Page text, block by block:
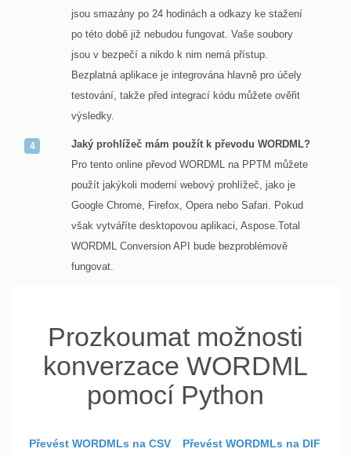
jsou smazány po 24 hodinách a odkazy ke stažení
po této době již nebudou fungovat. Vaše soubory
jsou v bezpečí a nikdo k nim nemá přístup.
Bezplatná aplikace je integrována hlavně pro účely
testování, takže před integrací kódu můžete ověřit
výsledky.
Jaký prohlížeč mám použít k převodu WORDML?
Pro tento online převod WORDML na PPTM můžete
použít jakýkoli moderní webový prohlížeč, jako je
Google Chrome, Firefox, Opera nebo Safari. Pokud
však vytváříte desktopovou aplikaci, Aspose.Total
WORDML Conversion API bude bezproblémově
fungovat.
Prozkoumat možnosti
konverzace WORDML
pomocí Python
Převést WORDMLs na CSV Převést WORDMLs na DIF